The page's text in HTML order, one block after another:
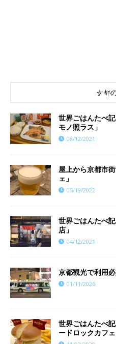
京都
世界ごはんたべ
モノ照ラス」
08/12/2021
屋上から京都市
ェ」
05/19/2022
世界ごはんたべ
店」
04/12/2021
京都観光で利用
01/11/2026
世界ごはんたべ
ードロックカフェ